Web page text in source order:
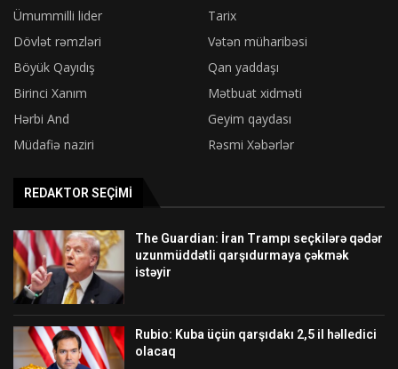
Ümummilli lider
Tarix
Dövlət rəmzləri
Vətən müharibəsi
Böyük Qayıdış
Qan yaddaşı
Birinci Xanım
Mətbuat xidməti
Hərbi And
Geyim qaydası
Müdafiə naziri
Rəsmi Xəbərlər
REDAKTOR SEÇIMI
The Guardian: İran Trampı seçkilərə qədər
uzunmüddətli qarşıdurmaya çəkmək
istəyir
Rubio: Kuba üçün qarşıdakı 2,5 il həlledici
olacaq